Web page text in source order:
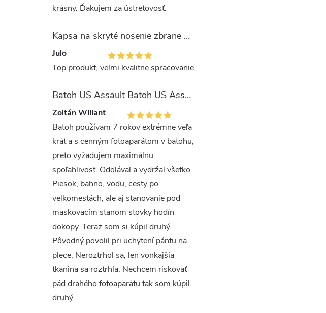
krásny. Ďakujem za ústretovosť.
Kapsa na skryté nosenie zbrane OLIVA (veľkosť Glock 17/19)
Julo
Top produkt, velmi kvalitne spracovanie
Batoh US Assault Batoh US Assault "LASER CUT" 36l MULTIT.
Zoltán Willant
Batoh používam 7 rokov extrémne veľa
krát a s cenným fotoaparátom v batohu,
preto vyžadujem maximálnu
spoľahlivosť. Odolával a vydržal všetko.
Piesok, bahno, vodu, cesty po
veľkomestách, ale aj stanovanie pod
maskovacím stanom stovky hodín
dokopy. Teraz som si kúpil druhý.
Pôvodný povolil pri uchytení pántu na
plece. Neroztrhol sa, len vonkajšia
tkanina sa roztrhla. Nechcem riskovať
pád drahého fotoaparátu tak som kúpil
druhý.